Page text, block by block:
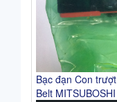
Bạc đạn Con
Belt MITSUBOSHI